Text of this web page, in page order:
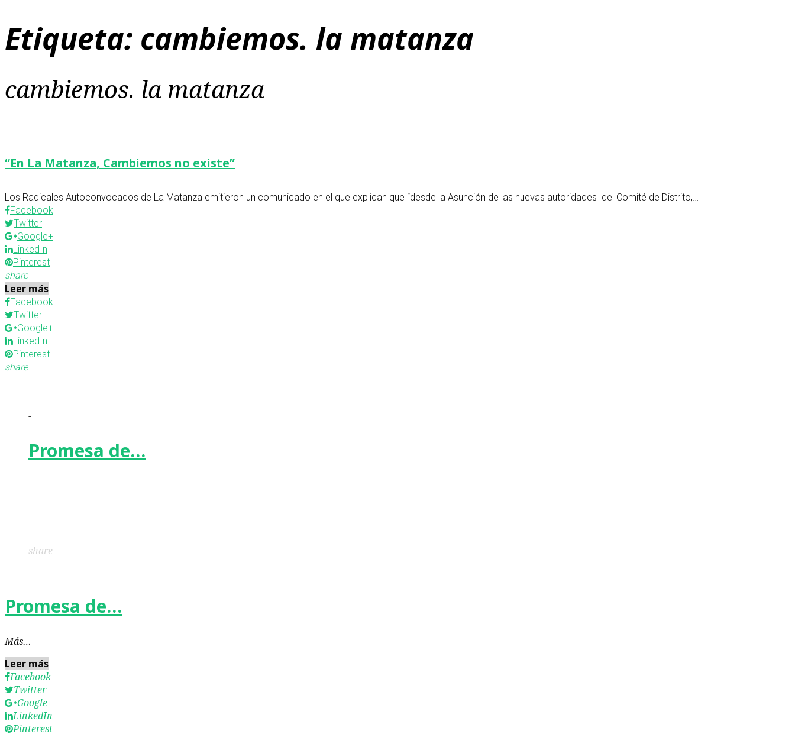
Etiqueta: cambiemos. la matanza
cambiemos. la matanza
“En La Matanza, Cambiemos no existe”
Los Radicales Autoconvocados de La Matanza emitieron un comunicado en el que explican que “desde la Asunción de las nuevas autoridades del Comité de Distrito,…
Facebook
Twitter
Google+
LinkedIn
Pinterest
share
Leer más
Facebook
Twitter
Google+
LinkedIn
Pinterest
share
-
Promesa de…
share
Promesa de…
Más…
Leer más
Facebook
Twitter
Google+
LinkedIn
Pinterest